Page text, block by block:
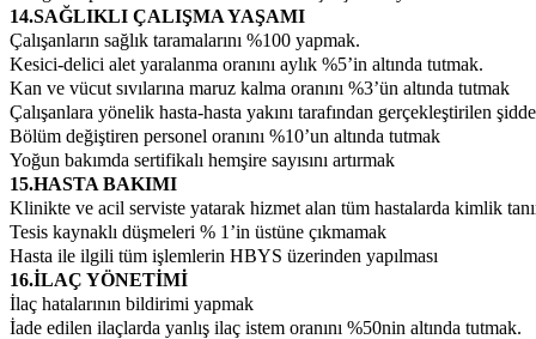
14.SAĞLIKLI ÇALIŞMA YAŞAMI
Çalışanların sağlık taramalarını %100 yapmak.
Kesici-delici alet yaralanma oranını aylık %5’in altında tutmak.
Kan ve vücut sıvılarına maruz kalma oranını %3’ün altında tutmak
Çalışanlara yönelik hasta-hasta yakını tarafından gerçekleştirilen
Bölüm değiştiren personel oranını %10’un altında tutmak
Yoğun bakımda sertifikalı hemşire sayısını artırmak
15.HASTA BAKIMI
Klinikte ve acil serviste yatarak hizmet alan tüm hastalarda kimlik
Tesis kaynaklı düşmeleri % 1’in üstüne çıkmamak
Hasta ile ilgili tüm işlemlerin HBYS üzerinden yapılması
16.İLAÇ YÖNETİMİ
İlaç hatalarının bildirimi yapmak
İade edilen ilaçlarda yanlış ilaç istem oranını %50nin altında tutmak.